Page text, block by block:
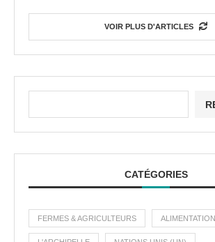
VOIR PLUS D'ARTICLES
CATÉGORIES
FERMES & AGRICULTEURS